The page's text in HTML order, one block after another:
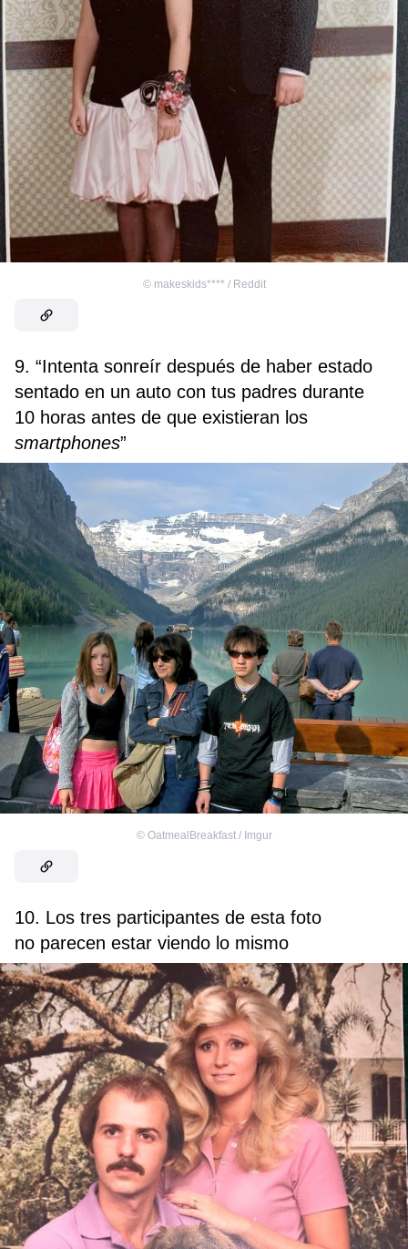
© makeskids**** / Reddit
9. “Intenta sonreír después de haber estado
sentado en un auto con tus padres durante
10 horas antes de que existieran los
smartphones”
© OatmealBreakfast / Imgur
10. Los tres participantes de esta foto
no parecen estar viendo lo mismo